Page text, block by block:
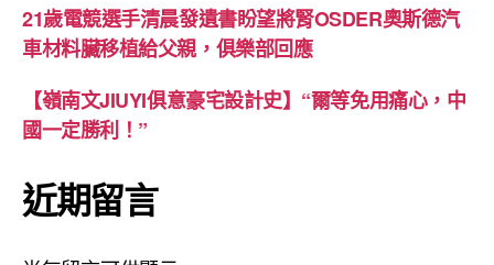
21歲電競選手清晨發遺書盼望將腎OSDER奧斯德汽
車材料臟移植給父親，俱樂部回應
【嶺南文JIUYI俱意豪宅設計史】“爾等免用痛心，中
國一定勝利！”
近期留言